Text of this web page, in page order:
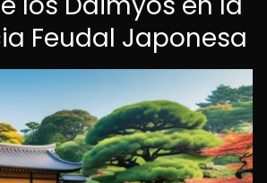
Feudal Japonesa